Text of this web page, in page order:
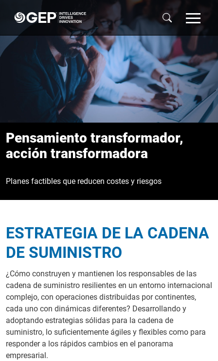
Pensamiento transformador,
acción transformadora
Planes factibles que reducen costes y riesgos
ESTRATEGIA DE LA CADENA
DE SUMINISTRO
¿Cómo construyen y mantienen los responsables de las
cadena de suministro resilientes en un entorno internacional
complejo, con operaciones distribuidas por continentes,
cada uno con dinámicas diferentes? Desarrollando y
adoptando estrategias sólidas para la cadena de
suministro, lo suficientemente ágiles y flexibles como para
responder a los rápidos cambios en el panorama
empresarial.